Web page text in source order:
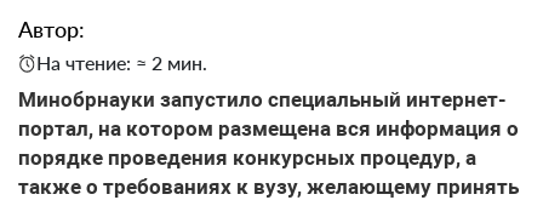
Автор:
На чтение: ≈ 2 мин.
Минобрнауки запустило специальный интернет-
портал, на котором размещена вся информация о
порядке проведения конкурсных процедур, а
также о требованиях к вузу, желающему принять